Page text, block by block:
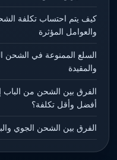
كيف يتم احتساب تكلفة
والعوامل المؤثرة
السلع الممنوعة في الشحن
والمقيدة
الفرق بين الشحن من الباب
أفضل وأقل تكلفة؟
الفرق بين الشحن الجوي